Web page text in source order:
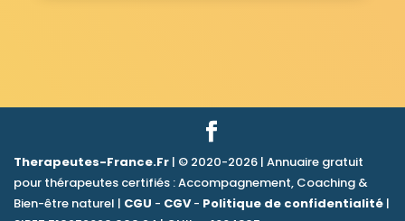
Therapeutes-France.Fr | © 2020-2026 | Annuaire gratuit
pour thérapeutes certifiés : Accompagnement, Coaching &
Bien-être naturel | CGU - CGV- Politique de confidentialité |